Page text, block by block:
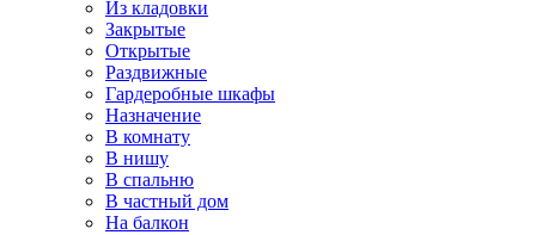
Из кладовки
Закрытые
Открытые
Раздвижные
Гардеробные шкафы
Назначение
В комнату
В нишу
В спальню
В частный дом
На балкон